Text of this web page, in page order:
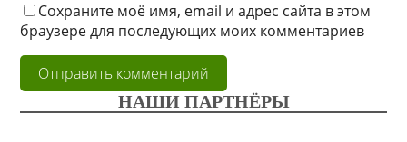
Сохраните моё имя, email и адрес сайта в этом
браузере для последующих моих комментариев
НАШИ ПАРТНЁРЫ